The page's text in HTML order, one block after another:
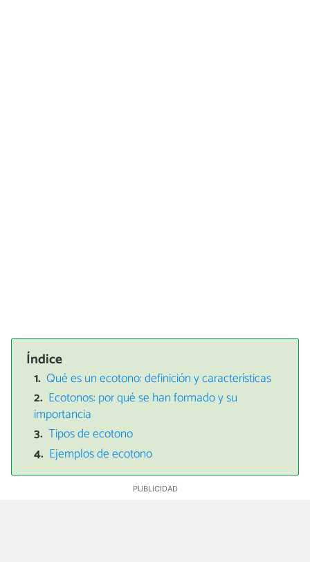
Índice
Qué es un ecotono: definición y características
Ecotonos: por qué se han formado y su
importancia
Tipos de ecotono
Ejemplos de ecotono